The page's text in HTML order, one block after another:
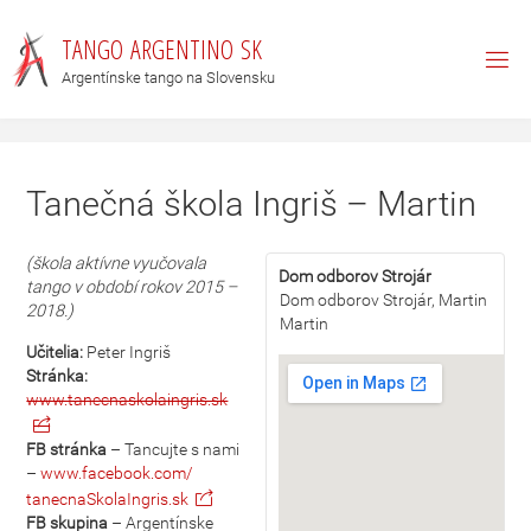
TANGO ARGENTINO SK
Argentínske tango na Slovensku
Tanečná škola Ingriš – Martin
Dom odborov Strojár
Dom odborov Strojár, Martin
Martin
(škola aktívne vyučovala
tango v období rokov 2015 –
2018.)
Učitelia: Peter Ingriš
Stránka:
www.tanecnaskolaingris.sk
FB stránka – Tancujte s nami
–www.facebook.com/
tanecnaSkolaIngris.sk
FB skupina – Argentínske